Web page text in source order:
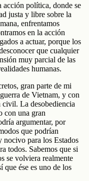
política, donde se
justa y libre sobre la
enfrentamos
en la acción
a actuar, porque los
que cualquier
muy parcial de las
humanas.
gran parte de mi
de Vietnam, y con
civil. La desobediencia
con una gran
argumentar, por
que podrían
nocivo para los Estados
todos. Sabemos que si
se volviera realmente
que ése es uno de los